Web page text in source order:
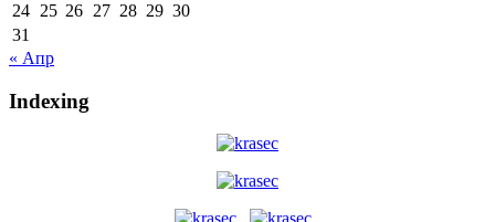
24 25 26 27 28 29 30
31
« Апр
Indexing